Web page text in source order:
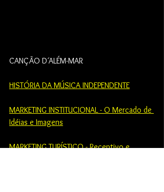
CANÇÃO D´ALÉM-MAR
HISTÓRIA DA MÚSICA INDEPENDENTE
MARKETING INSTITUCIONAL - O Mercado de
Idéias e Imagens
MARKETING TURÍSTICO - Receptivo e